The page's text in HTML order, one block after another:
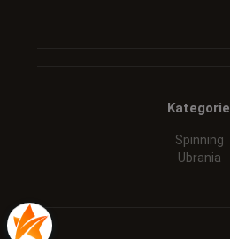
Kategorie
Spinning
Ubrania